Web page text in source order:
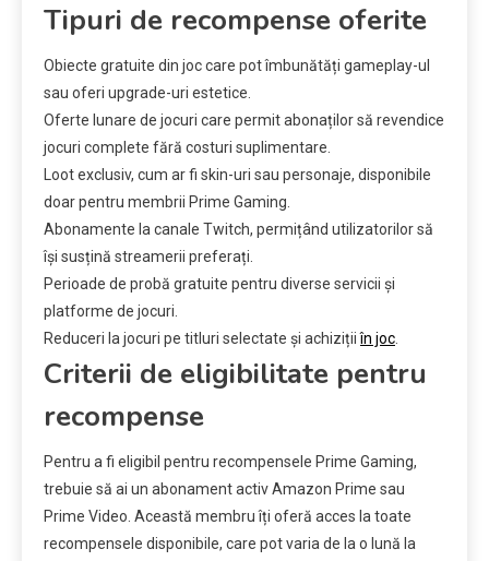
Tipuri de recompense oferite
Obiecte gratuite din joc care pot îmbunătăți gameplay-ul
sau oferi upgrade-uri estetice.
Oferte lunare de jocuri care permit abonaților să revendice
jocuri complete fără costuri suplimentare.
Loot exclusiv, cum ar fi skin-uri sau personaje, disponibile
doar pentru membrii Prime Gaming.
Abonamente la canale Twitch, permițând utilizatorilor să
își susțină streamerii preferați.
Perioade de probă gratuite pentru diverse servicii și
platforme de jocuri.
Reduceri la jocuri pe titluri selectate și achizițiiîn joc.
Criterii de eligibilitate pentru
recompense
Pentru a fi eligibil pentru recompensele Prime Gaming,
trebuie să ai un abonament activ Amazon Prime sau
Prime Video. Această membru îți oferă acces la toate
recompensele disponibile, care pot varia de la o lună la